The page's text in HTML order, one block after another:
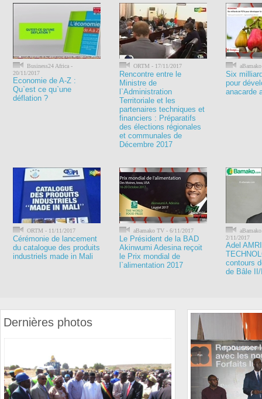
Business24 Africa -
20/11/2017
Economie de A-Z :
Qu`est ce qu`une
déflation ?
ORTM - 17/11/2017
Rencontre entre le
Ministre de
l`Administration
Territoriale et les
partenaires techniques et
financiers : Préparatifs
des élections régionales
et communales de
Décembre 2017
Six
pour
anacarde
ORTM - 11/11/2017
Cérémonie de lancement
du catalogue des produits
industriels made in Mali
aBamako TV - 6/11/2017
Le Président de la BAD
Akinwumi Adesina reçoit
le Prix mondial de
l`alimentation 2017
2/11/2017
Adel
contours
de Bâle
Dernières photos